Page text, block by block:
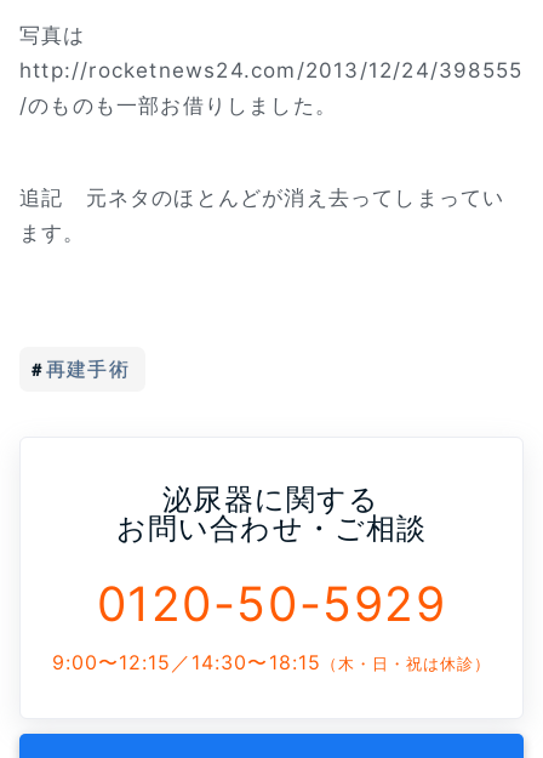
写真は
http://rocketnews24.com/2013/12/24/398555
/のものも一部お借りしました。
追記 元ネタのほとんどが消え去ってしまってい
ます。
再建手術
泌尿器に関する
お問い合わせ・ご相談
0120-50-5929
9:00〜12:15／14:30〜18:15 （木・日・祝は休診）